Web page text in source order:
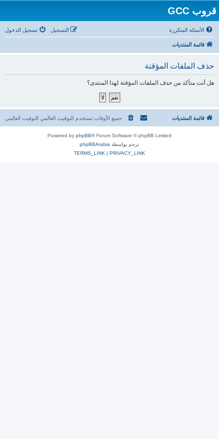
قروب GCC
الأسئلة المتكررة تسجيل الدخول التسجيل
قائمة المنتديات
حذف الملفات المؤقتة
هل أنت متأكد من حذف الملفات المؤقتة لهذا المنتدى؟
قائمة المنتديات جميع الأوقات تستخدم التوقيت العالمي التوقيت العالمي
Powered by phpBB® Forum Software © phpBB Limited
ترجم بواسطة phpBBArabia
PRIVACY_LINK
|
TERMS_LINK